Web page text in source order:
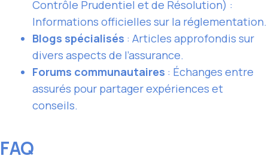
Contrôle Prudentiel et de Résolution) :
Informations officielles sur la réglementation.
Blogs spécialisés : Articles approfondis sur
divers aspects de l’assurance.
Forums communautaires : Échanges entre
assurés pour partager expériences et
conseils.
FAQ